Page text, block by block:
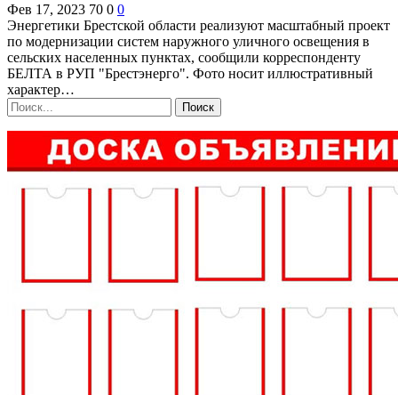
Фев 17, 2023 70 0 0
Энергетики Брестской области реализуют масштабный проект
по модернизации систем наружного уличного освещения в
сельских населенных пунктах, сообщили корреспонденту
БЕЛТА в РУП "Брестэнерго". Фото носит иллюстративный
характер…